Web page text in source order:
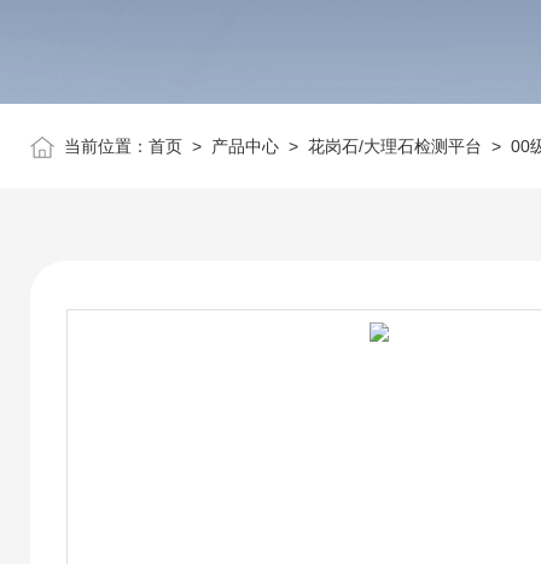
当前位置： 首页 > 产品中心 > 花岗石/大理石检测平台 > 00